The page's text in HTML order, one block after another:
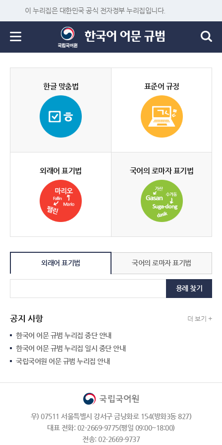
이 누리집은 대한민국 공식 전자정부 누리집입니다.
한글 맞춤법 표준어 규정
외래어 표기법 국어의 로마자 표기법
외래어 표기법 국어의 로마자 표기법
용례 찾기
공지 사항 더 보기 +
한국어 어문 규범 누리집 중단 안내
한국어 어문 규범 누리집 일시 중단 안내
국립국어원 어문 규범 누리집 안내
우) 07511 서울특별시 강서구 금낭화로 154(방화3동 827)
대표 전화: 02-2669-9775(평일 09:00~18:00)
전송: 02-2669-9737